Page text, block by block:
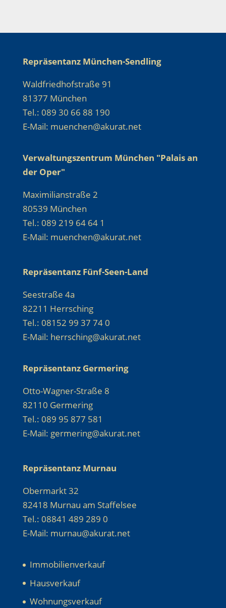
Repräsentanz München-Sendling
Waldfriedhofstraße 91
81377 München
Tel.: 089 30 66 88 190
E-Mail: muenchen@akurat.net
Verwaltungszentrum München "Palais an
der Oper"
Maximilianstraße 2
80539 München
Tel.: 089 219 64 64 1
E-Mail: muenchen@akurat.net
Repräsentanz Fünf-Seen-Land
Seestraße 4a
82211 Herrsching
Tel.: 08152 99 37 74 0
E-Mail: herrsching@akurat.net
Repräsentanz Germering
Otto-Wagner-Straße 8
82110 Germering
Tel.: 089 95 877 581
E-Mail: germering@akurat.net
Repräsentanz Murnau
Obermarkt 32
82418 Murnau am Staffelsee
Tel.: 08841 489 289 0
E-Mail: murnau@akurat.net
Immobilienverkauf
Hausverkauf
Wohnungsverkauf